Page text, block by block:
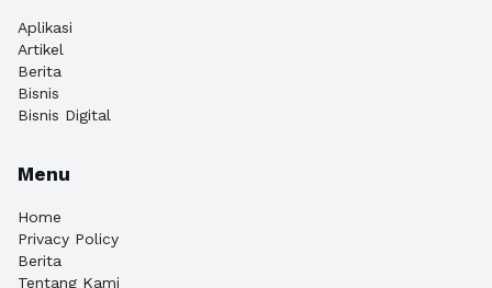
Aplikasi
Artikel
Berita
Bisnis
Bisnis Digital
Menu
Home
Privacy Policy
Berita
Tentang Kami